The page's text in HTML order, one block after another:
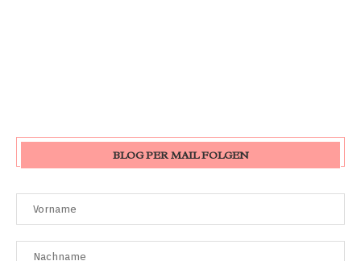
BLOG PER MAIL FOLGEN